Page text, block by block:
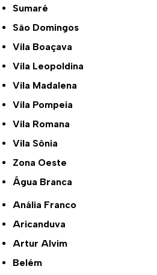
Sumaré
São Domingos
Vila Boaçava
Vila Leopoldina
Vila Madalena
Vila Pompeia
Vila Romana
Vila Sônia
Zona Oeste
Água Branca
Anália Franco
Aricanduva
Artur Alvim
Belém